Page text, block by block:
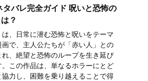
タバレ完全ガイド 呪いと恐怖の
？
は、日常に潜む恐怖と呪いをテーマ
で、主人公たちが「赤い人」との
、絶望と恐怖のループを生き延び
この作品は、単なるホラーにとど
協力し、困難を乗り越えることで得